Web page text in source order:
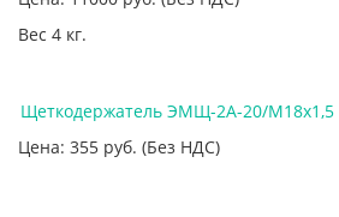
Вес 4 кг.
Щеткодержатель ЭМЩ-2А-20/М18х1,5
Цена: 355 руб. (Без НДС)